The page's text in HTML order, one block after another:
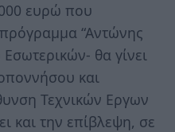
ευρώ που
“Αντώνης
θα γίνει
και
Τεχνικών Εργων
και την επίβλεψη, σε